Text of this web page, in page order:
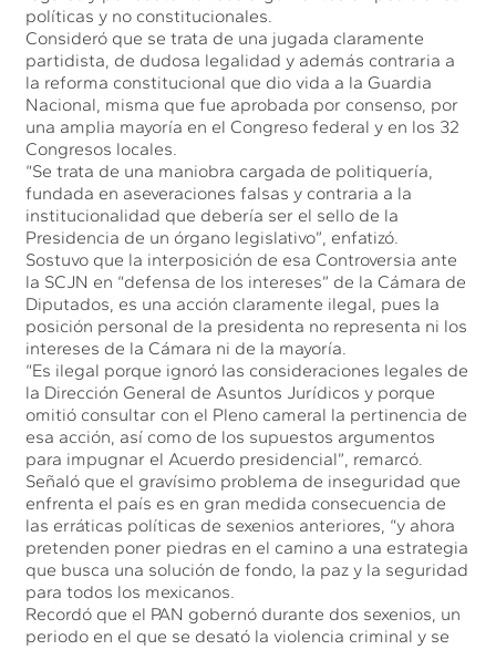
políticas y no constitucionales.
Consideró que se trata de una jugada claramente
partidista, de dudosa legalidad y además contraria a
la reforma constitucional que dio vida a la Guardia
Nacional, misma que fue aprobada por consenso, por
una amplia mayoría en el Congreso federal y en los 32
Congresos locales.
“Se trata de una maniobra cargada de politiquería,
fundada en aseveraciones falsas y contraria a la
institucionalidad que debería ser el sello de la
Presidencia de un órgano legislativo”, enfatizó.
Sostuvo que la interposición de esa Controversia ante
la SCJN en “defensa de los intereses” de la Cámara de
Diputados, es una acción claramente ilegal, pues la
posición personal de la presidenta no representa ni los
intereses de la Cámara ni de la mayoría.
“Es ilegal porque ignoró las consideraciones legales de
la Dirección General de Asuntos Jurídicos y porque
omitió consultar con el Pleno cameral la pertinencia de
esa acción, así como de los supuestos argumentos
para impugnar el Acuerdo presidencial”, remarcó.
Señaló que el gravísimo problema de inseguridad que
enfrenta el país es en gran medida consecuencia de
las erráticas políticas de sexenios anteriores, “y ahora
pretenden poner piedras en el camino a una estrategia
que busca una solución de fondo, la paz y la seguridad
para todos los mexicanos.
Recordó que el PAN gobernó durante dos sexenios, un
periodo en el que se desató la violencia criminal y se